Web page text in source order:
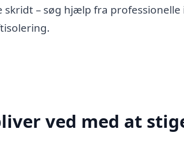
skridt – søg hjælp fra professionelle
ved med at